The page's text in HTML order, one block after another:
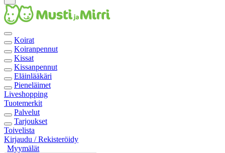
Koirat
Koiranpennut
Kissat
Kissanpennut
Eläinlääkäri
Pieneläimet
Liveshopping
Tuotemerkit
Palvelut
Tarjoukset
Toivelista
Kirjaudu / Rekisteröidy
Myymälät